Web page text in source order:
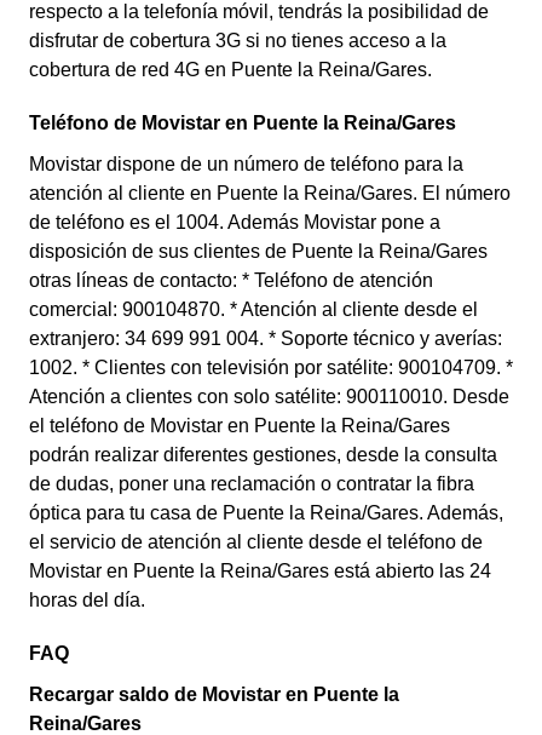
respecto a la telefonía móvil, tendrás la posibilidad de
disfrutar de cobertura 3G si no tienes acceso a la
cobertura de red 4G en Puente la Reina/Gares.
Teléfono de Movistar en Puente la Reina/Gares
Movistar dispone de un número de teléfono para la
atención al cliente en Puente la Reina/Gares. El número
de teléfono es el 1004. Además Movistar pone a
disposición de sus clientes de Puente la Reina/Gares
otras líneas de contacto: * Teléfono de atención
comercial: 900104870. * Atención al cliente desde el
extranjero: 34 699 991 004. * Soporte técnico y averías:
1002. * Clientes con televisión por satélite: 900104709. *
Atención a clientes con solo satélite: 900110010. Desde
el teléfono de Movistar en Puente la Reina/Gares
podrán realizar diferentes gestiones, desde la consulta
de dudas, poner una reclamación o contratar la fibra
óptica para tu casa de Puente la Reina/Gares. Además,
el servicio de atención al cliente desde el teléfono de
Movistar en Puente la Reina/Gares está abierto las 24
horas del día.
FAQ
Recargar saldo de Movistar en Puente la
Reina/Gares